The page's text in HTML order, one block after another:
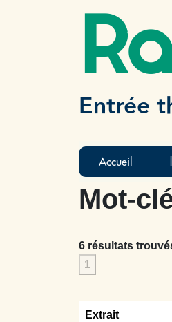
Entrée
Accueil
Mot-
6 résultats
1
Extrait